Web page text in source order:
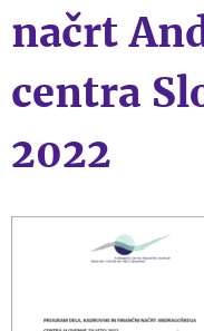
načrt
centra
2022